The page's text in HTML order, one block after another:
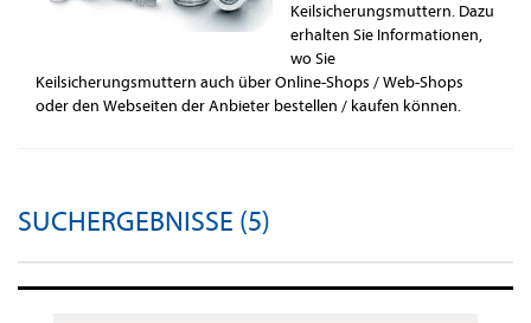
Keilsicherungsmuttern. Dazu
erhalten Sie Informationen,
wo Sie
Keilsicherungsmuttern auch über Online-Shops / Web-Shops
oder den Webseiten der Anbieter bestellen / kaufen können.
SUCHERGEBNISSE (5)